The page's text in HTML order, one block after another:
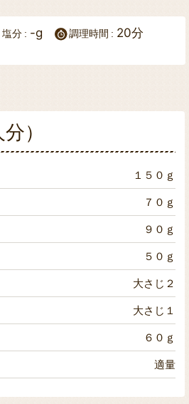
塩分 -g 調理時間 20分
）
１５０ｇ
７０ｇ
９０ｇ
５０ｇ
大さじ２
大さじ１
６０ｇ
適量